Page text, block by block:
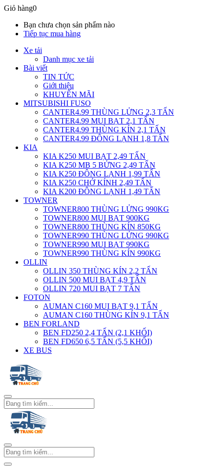
Giỏ hàng0
Bạn chưa chọn sản phẩm nào
Tiếp tục mua hàng
Xe tải
Danh mục xe tải
Bài viết
TIN TỨC
Giới thiệu
KHUYẾN MÃI
MITSUBISHI FUSO
CANTER4.99 THÙNG LỬNG 2,3 TẤN
CANTER4.99 MUI BẠT 2,1 TẤN
CANTER4.99 THÙNG KÍN 2,1 TẤN
CANTER4.99 ĐÔNG LẠNH 1,8 TẤN
KIA
KIA K250 MUI BẠT 2,49 TẤN
KIA K250 MB 5 BỬNG 2,49 TẤN
KIA K250 ĐÔNG LẠNH 1,99 TẤN
KIA K250 CHỞ KÍNH 2,49 TẤN
KIA K200 ĐÔNG LẠNH 1,49 TẤN
TOWNER
TOWNER800 THÙNG LỬNG 990KG
TOWNER800 MUI BẠT 900KG
TOWNER800 THÙNG KÍN 850KG
TOWNER990 THÙNG LỬNG 990KG
TOWNER990 MUI BẠT 990KG
TOWNER990 THÙNG KÍN 990KG
OLLIN
OLLIN 350 THÙNG KÍN 2,2 TẤN
OLLIN 500 MUI BẠT 4,9 TẤN
OLLIN 720 MUI BẠT 7 TẤN
FOTON
AUMAN C160 MUI BẠT 9,1 TẤN
AUMAN C160 THÙNG KÍN 9,1 TẤN
BEN FORLAND
BEN FD250 2,4 TẤN (2,1 KHỐI)
BEN FD650 6,5 TẤN (5,5 KHỐI)
XE BUS